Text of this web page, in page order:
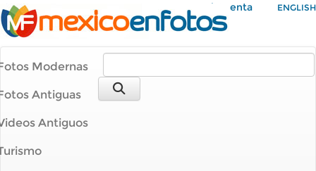
Mi Cuenta ENGLISH
Modernas
Antiguas
Antiguos